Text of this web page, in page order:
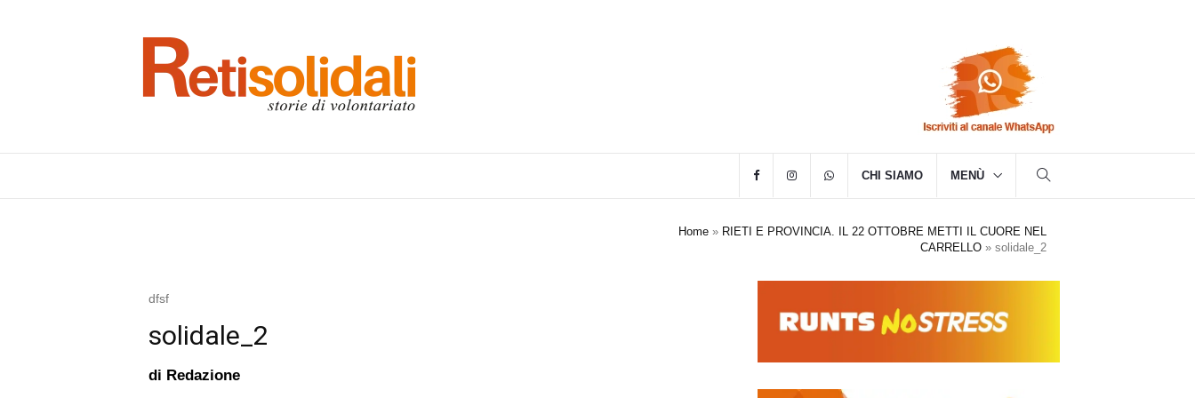
CHI SIAMO MENÙ
Home » RIETI E PROVINCIA. IL 22 OTTOBRE METTI IL CUORE NEL
CARRELLO » solidale_2
dfsf
solidale_2
di Redazione